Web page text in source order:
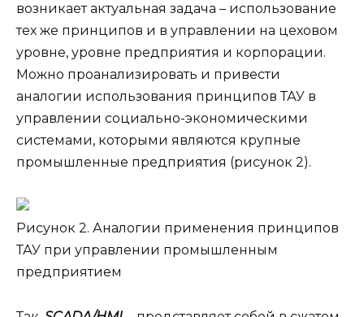
возникает актуальная задача – использование
тех же принципов и в управлении на цеховом
уровне, уровне предприятия и корпорации.
Можно проанализировать и привести
аналогии использования принципов ТАУ в
управлении социально-экономическими
системами, которыми являются крупные
промышленные предприятия (рисунок 2).
Рисунок 2. Аналогии применения принципов
ТАУ при управлении промышленным
предприятием